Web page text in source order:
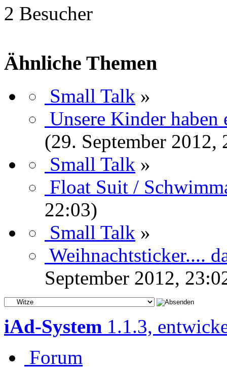
2 Besucher
Ähnliche Themen
Small Talk »
Unsere Kinder
(29. September 2012,
Small Talk »
Float Suit /
22:03)
Small Talk »
Weihnachtsticker....
September 2012,
iAd-System 1.1.3,
Forum